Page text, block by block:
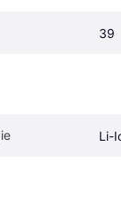
39
Li-